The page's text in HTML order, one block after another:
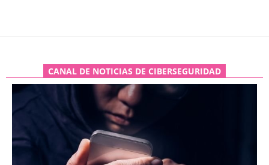
CANAL DE NOTICIAS DE CIBERSEGURIDAD